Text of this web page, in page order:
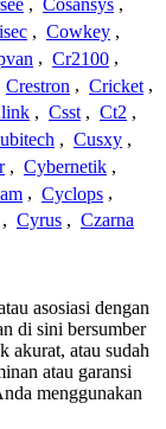
, Cosansys ,
, Cowkey ,
, Cr2100 ,
Crestron , Cricket ,
, Csst , Ct2 ,
, Cusxy ,
, Cybernetik ,
, Cyclops ,
, Cyrus , Czarna
asosiasi dengan
di sini bersumber
akurat, atau sudah
atau garansi
menggunakan